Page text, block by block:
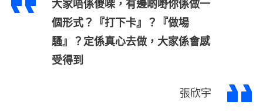
大家唔係傻㗎，有邊啲嘢你係做一
個形式？『打下卡』？『做場
騷』？定係真心去做，大家係會感
受得到
張欣宇